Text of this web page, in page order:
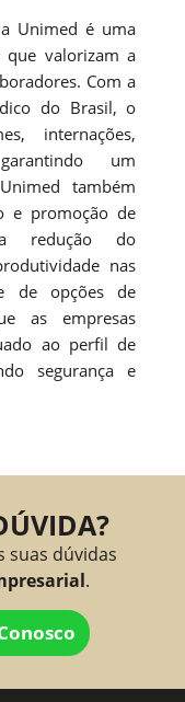
Unimed é uma
que valorizam a
Com a
do Brasil, o
internações,
um
também
e promoção de
redução do
nas
de opções de
as empresas
ao perfil de
segurança e
suas dúvidas
.